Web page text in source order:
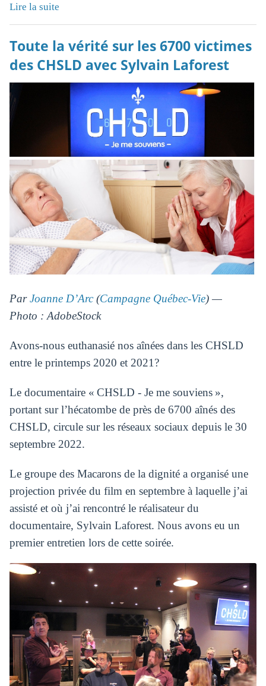
Lire la suite
Toute la vérité sur les 6700 victimes
des CHSLD avec Sylvain Laforest
ParJoanne D’Arc(Campagne Québec-Vie) —
Photo : AdobeStock
Avons-nous euthanasié nos aînées dans les CHSLD
entre le printemps 2020 et 2021?
Le documentaire « CHSLD - Je me souviens »,
portant sur l’hécatombe de près de 6700 aînés des
CHSLD, circule sur les réseaux sociaux depuis le 30
septembre 2022.
Le groupe des Macarons de la dignité a organisé une
projection privée du film en septembre à laquelle j’ai
assisté et où j’ai rencontré le réalisateur du
documentaire, Sylvain Laforest. Nous avons eu un
premier entretien lors de cette soirée.